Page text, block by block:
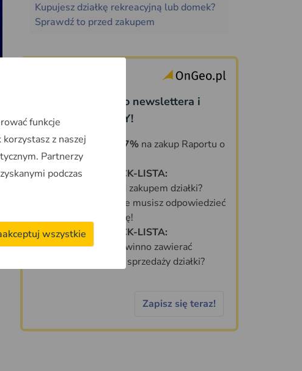
Kupujesz działkę rekreacyjną lub domek?
Sprawdź to przed zakupem
Dołącz do naszego newslettera i
odbierz PREZENTY!
KOD ZNIŻKOWY 7%na zakup Raportu o
Terenie OnGeo.pl
DARMOWA CHECK-LISTA:
Co sprawdzić przed zakupem działki?
70 PYTAŃ, na które musisz odpowiedzieć
zanim kupisz działkę!
DARMOWA CHECK-LISTA:
Jakie informacje powinno zawierać
idealne ogłoszenie sprzedaży działki?
Zapisz się teraz!
funkcje
z naszej
Partnerzy
podczas
wszystkie